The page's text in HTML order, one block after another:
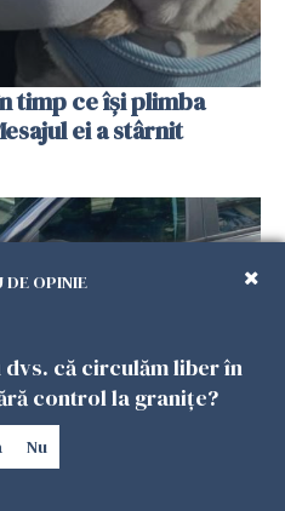
timp ce își plimba
ei a stârnit
DE OPINIE
că circulăm liber în
control la granițe?
Nu